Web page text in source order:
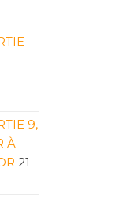
9,
À
21